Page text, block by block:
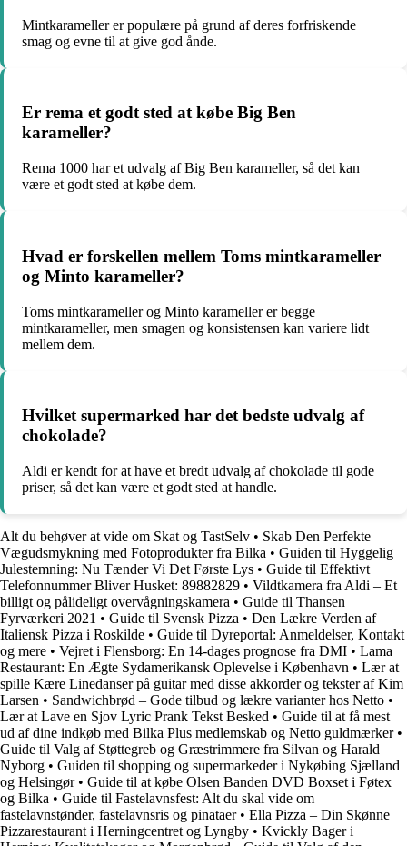
Mintkarameller er populære på grund af deres forfriskende
smag og evne til at give god ånde.
Er rema et godt sted at købe Big Ben
karameller?
Rema 1000 har et udvalg af Big Ben karameller, så det kan
være et godt sted at købe dem.
Hvad er forskellen mellem Toms mintkarameller
og Minto karameller?
Toms mintkarameller og Minto karameller er begge
mintkarameller, men smagen og konsistensen kan variere lidt
mellem dem.
Hvilket supermarked har det bedste udvalg af
chokolade?
Aldi er kendt for at have et bredt udvalg af chokolade til gode
priser, så det kan være et godt sted at handle.
Alt du behøver at vide om Skat og TastSelv • Skab Den Perfekte
Vægudsmykning med Fotoprodukter fra Bilka • Guiden til Hyggelig
Julestemning: Nu Tænder Vi Det Første Lys • Guide til Effektivt
Telefonnummer Bliver Husket: 89882829 • Vildtkamera fra Aldi – Et
billigt og pålideligt overvågningskamera • Guide til Thansen
Fyrværkeri 2021 • Guide til Svensk Pizza • Den Lækre Verden af
Italiensk Pizza i Roskilde • Guide til Dyreportal: Anmeldelser, Kontakt
og mere • Vejret i Flensborg: En 14-dages prognose fra DMI • Lama
Restaurant: En Ægte Sydamerikansk Oplevelse i København • Lær at
spille Kære Linedanser på guitar med disse akkorder og tekster af Kim
Larsen • Sandwichbrød – Gode tilbud og lækre varianter hos Netto •
Lær at Lave en Sjov Lyric Prank Tekst Besked • Guide til at få mest
ud af dine indkøb med Bilka Plus medlemskab og Netto guldmærker•
Guide til Valg af Støttegreb og Græstrimmere fra Silvan og Harald
Nyborg • Guiden til shopping og supermarkeder i Nykøbing Sjælland
og Helsingør• Guide til at købe Olsen Banden DVD Boxset i Føtex
og Bilka • Guide til Fastelavnsfest: Alt du skal vide om
fastelavnstønder, fastelavnsris og pinataer• Ella Pizza – Din Skønne
Pizzarestaurant i Herningcentret og Lyngby • Kvickly Bager i